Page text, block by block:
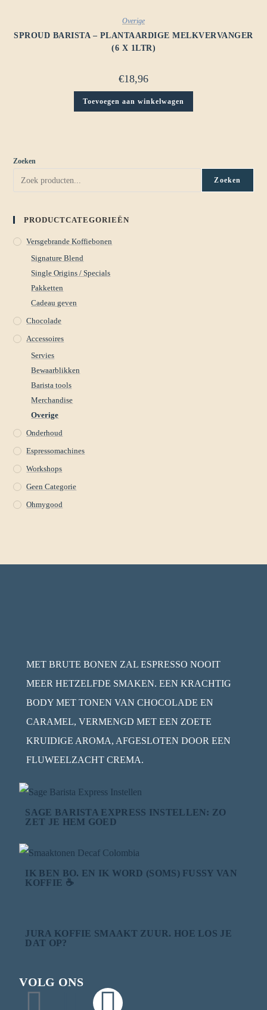
Overige
SPROUD BARISTA – PLANTAARDIGE MELKVERVANGER
(6 X 1LTR)
€18,96
Toevoegen aan winkelwagen
Zoeken
Zoeken
PRODUCTCATEGORIEËN
Versgebrande Koffiebonen
Signature Blend
Single Origins / Specials
Pakketten
Cadeau geven
Chocolade
Accessoires
Servies
Bewaarblikken
Barista tools
Merchandise
Overige
Onderhoud
Espressomachines
Workshops
Geen Categorie
Ohmygood
MET BRUTE BONEN ZAL ESPRESSO NOOIT
MEER HETZELFDE SMAKEN. EEN KRACHTIG
BODY MET TONEN VAN CHOCOLADE EN
CARAMEL, VERMENGD MET EEN ZOETE
KRUIDIGE AROMA, AFGESLOTEN DOOR EEN
FLUWEELZACHT CREMA.
SAGE BARISTA EXPRESS INSTELLEN: ZO
ZET JE HEM GOED
IK BEN BO. EN IK WORD (SOMS) FUSSY VAN
KOFFIE ☕
JURA KOFFIE SMAAKT ZUUR. HOE LOS JE
DAT OP?
VOLG ONS